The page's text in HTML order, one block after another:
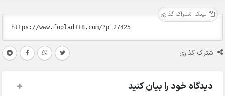
لینک اشتراک گذاری
اشتراک گذاری
دیدگاه خود را بیان کنید